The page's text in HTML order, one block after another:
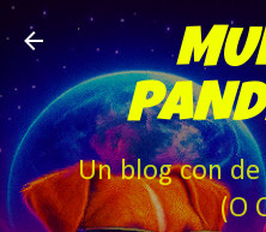
Ir al
Un blog con de
(O